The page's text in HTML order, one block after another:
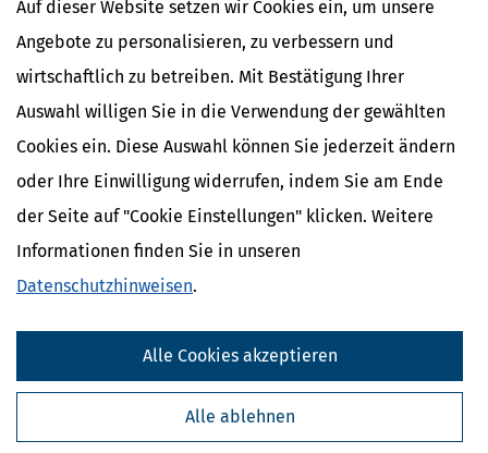
Auf dieser Website setzen wir Cookies ein, um unsere
Angebote zu personalisieren, zu verbessern und
wirtschaftlich zu betreiben. Mit Bestätigung Ihrer
Auswahl willigen Sie in die Verwendung der gewählten
Cookies ein. Diese Auswahl können Sie jederzeit ändern
oder Ihre Einwilligung widerrufen, indem Sie am Ende
der Seite auf "Cookie Einstellungen" klicken. Weitere
Informationen finden Sie in unseren
Datenschutzhinweisen.
Alle ablehnen
Alle Cookies akzeptieren
Westfalen Ost )
Familienkasse Mönchengladbach (Familienkasse Nordrhein-
Westfalen West )
Familienkasse Oberhausen (Familienkasse Nordrhein-
Westfalen Nord )
Westfalen Nord )
Familienkasse Rheine (Familienkasse Nordrhein-Westfalen
Familienkasse Siegen (Familienkasse Nordrhein-Westfalen
Ost )
Nord )